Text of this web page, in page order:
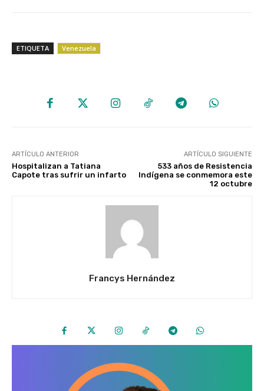
ETIQUETA Venezuela
ARTÍCULO ANTERIOR
Hospitalizan a Tatiana
Capote tras sufrir un infarto
ARTÍCULO SIGUIENTE
533 años de Resistencia
Indígena se conmemora este
12 octubre
Francys Hernández